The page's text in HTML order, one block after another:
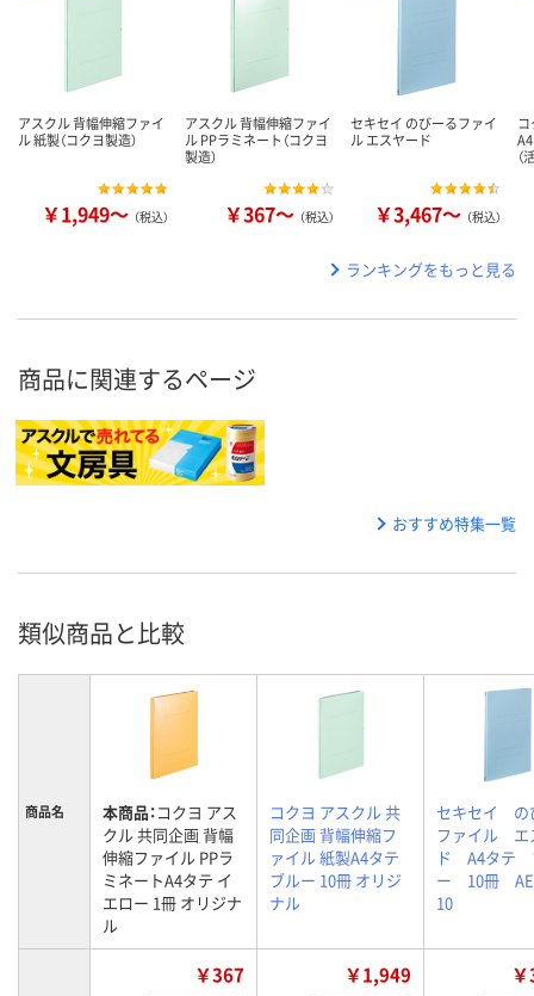
アスクル 背幅伸縮ファイ
ル 紙製（コクヨ製造）
￥1,949～ （税込）
アスクル 背幅伸縮ファイ
ル PPラミネート（コクヨ
製造）
￥367～ （税込）
セキセイ のびーるファイ
ル エスヤード
￥3,467～ （税込）
ランキングをもっと見る
商品に関連するページ
おすすめ特集一覧
類似商品と比較
商品名 本商品：コクヨ アス
クル 共同企画 背幅
伸縮ファイル PPラ
ミネートA4タテ イ
エロー 1冊 オリジナ
ル
コクヨ アスクル 共
同企画 背幅伸縮フ
ァイル 紙製A4タテ
ブルー 10冊 オリジ
ナル
セキセイ の
ファイル エ
ド A4タテ
ー 10冊
10
￥367 ￥1,949